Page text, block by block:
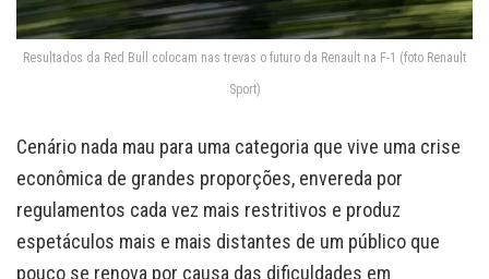
Resultados da Red Bull colocam nas trevas o futuro da Renault na F-1 (foto Renault
Sport)
Cenário nada mau para uma categoria que vive uma crise
econômica de grandes proporções, envereda por
regulamentos cada vez mais restritivos e produz
espetáculos mais e mais distantes de um público que
pouco se renova por causa das dificuldades em